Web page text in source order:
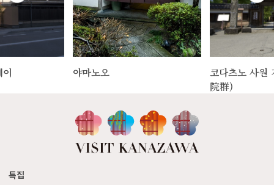
야마노오
코다츠노 사원
院群)
특집